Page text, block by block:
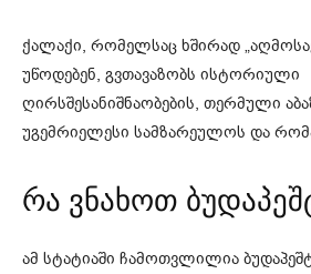
ქალაქი, რომელსაც ხშირად
უწოდებენ, გვთავაზობს ისტორიული
ღირსშესანიშნაობების, თერმული
უგემრიელესი სამზარეულოს და
რა ვნახოთ
ამ სტატიაში ჩამოთვლილია